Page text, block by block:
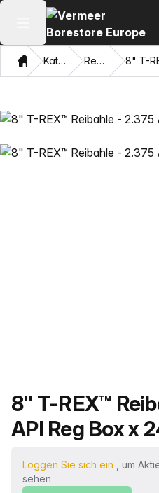
Hauptmenü öffnen
Heim Katalog Reamer
8" T-REX™
API Reg Box x
Loggen Sie sich ein , um
sehen